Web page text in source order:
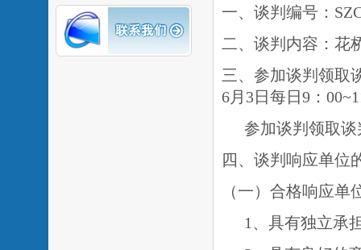
一、谈判编号：
二、谈判内容：花
三、参加谈判领取
6月3日 每日 9：
参加谈判领取
四、谈判响应单位
（一）合格响应单
1、具有独立承